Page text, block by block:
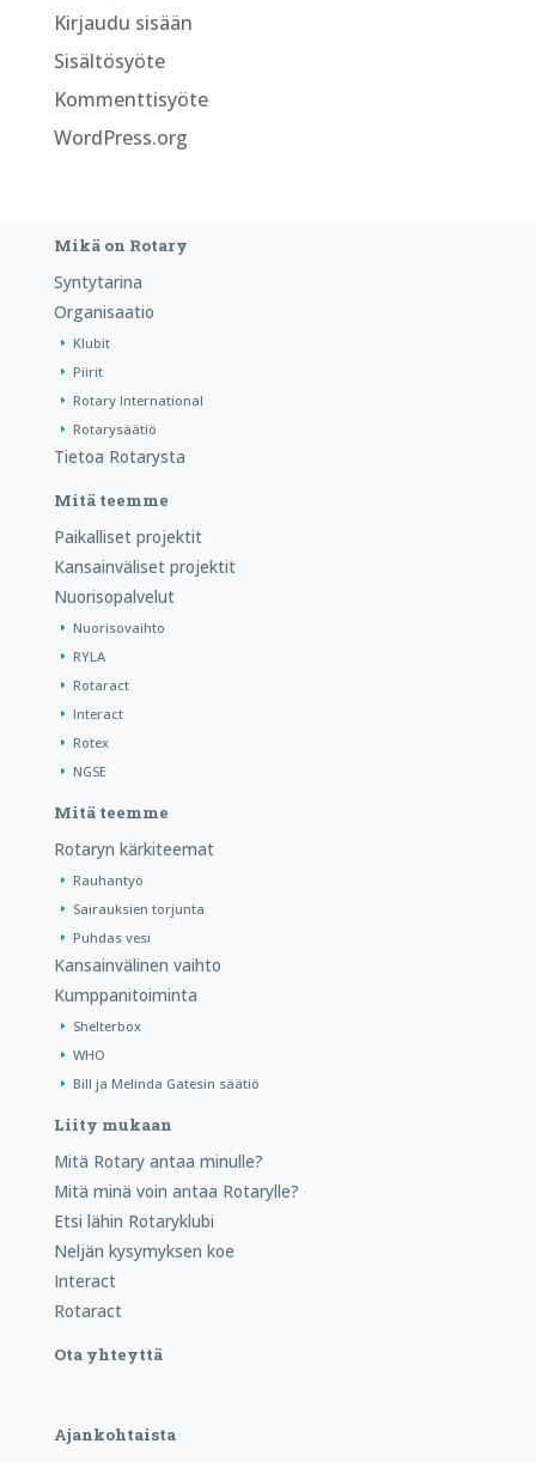
Kirjaudu sisään
Sisältösyöte
Kommenttisyöte
WordPress.org
Mikä on Rotary
Syntytarina
Organisaatio
Klubit
Piirit
Rotary International
Rotarysäätiö
Tietoa Rotarysta
Mitä teemme
Paikalliset projektit
Kansainväliset projektit
Nuorisopalvelut
Nuorisovaihto
RYLA
Rotaract
Interact
Rotex
NGSE
Mitä teemme
Rotaryn kärkiteemat
Rauhantyö
Sairauksien torjunta
Puhdas vesi
Kansainvälinen vaihto
Kumppanitoiminta
Shelterbox
WHO
Bill ja Melinda Gatesin säätiö
Liity mukaan
Mitä Rotary antaa minulle?
Mitä minä voin antaa Rotarylle?
Etsi lähin Rotaryklubi
Neljän kysymyksen koe
Interact
Rotaract
Ota yhteyttä
Ajankohtaista